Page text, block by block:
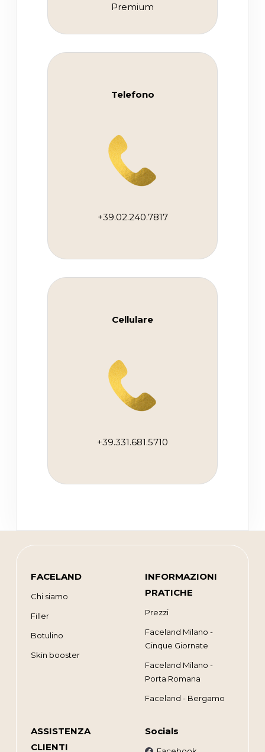
Premium
Telefono
+39.02.240.7817
Cellulare
+39.331.681.5710
FACELAND
Chi siamo
Filler
Botulino
Skin booster
INFORMAZIONI
PRATICHE
Prezzi
Faceland Milano -
Cinque Giornate
Faceland Milano -
Porta Romana
Faceland - Bergamo
ASSISTENZA
CLIENTI
Socials